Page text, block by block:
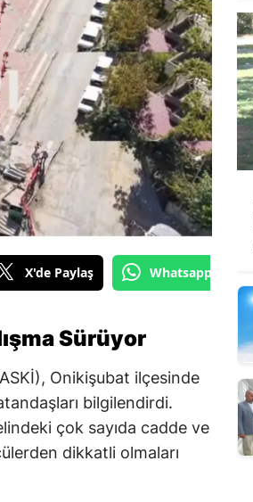
X'de Paylaş Whatsapp'tan
Sürüyor
Onikişubat ilçesinde
bilgilendirdi.
çok sayıda cadde ve
dikkatli olmaları